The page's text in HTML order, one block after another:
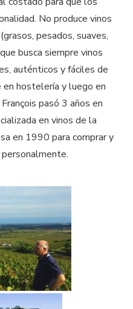
No produce vinos
pesados, suaves,
busca siempre vinos
auténticos y fáciles de
hostelería y luego en
pasó 3 años en
en vinos de la
en 1990 para comprar y